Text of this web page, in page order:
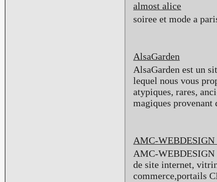
almost alice
soiree et mode a
AlsaGarden
AlsaGarden est un
lequel nous vous
atypiques, rares,
magiques provenant
AMC-WEBDESIGN
AMC-WEBDESIGN
de site internet,
commerce,portails